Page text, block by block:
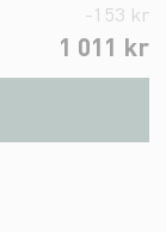
-153 kr
1 011 kr